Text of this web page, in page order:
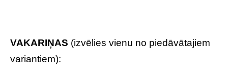
VAKARIŅAS (izvēlies vienu no piedāvātajiem
variantiem):